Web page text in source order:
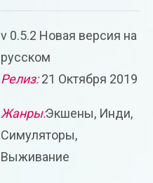
v 0.5.2 Новая версия на
русском
Релиз:21 Октября 2019
Жанры:Экшены, Инди,
Симуляторы,
Выживание